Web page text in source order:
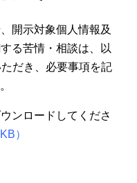
開示対象個人情報及
る苦情・相談は、以
だき、必要事項を記
ンロードしてくださ
）